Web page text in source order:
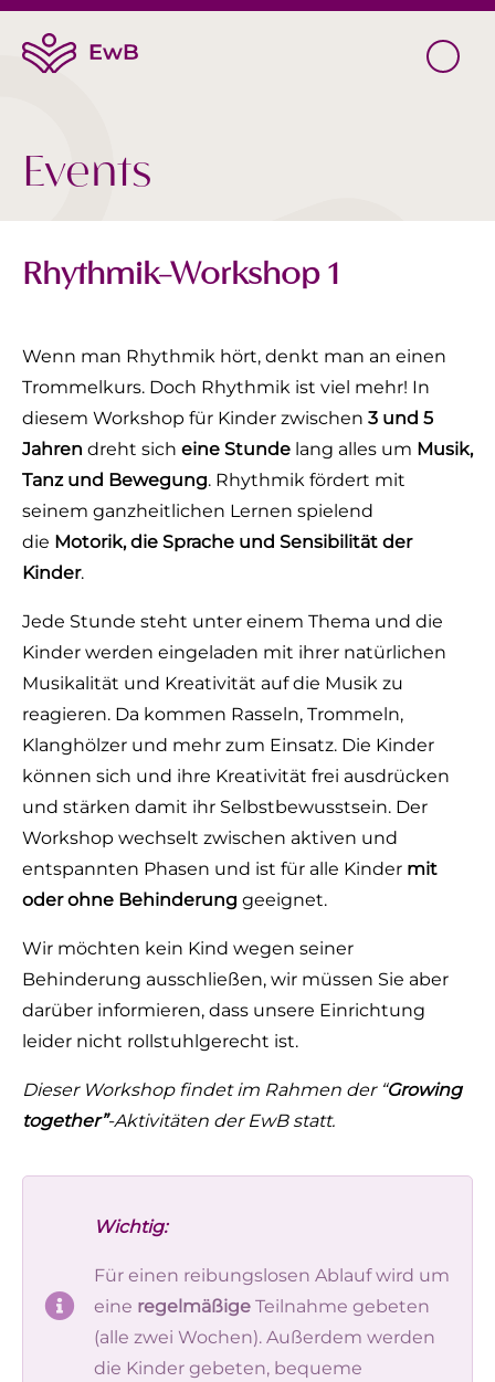
Events
Rhythmik-Workshop 1
Wenn man Rhythmik hört, denkt man an einen
Trommelkurs. Doch Rhythmik ist viel mehr! In
diesem Workshop für Kinder zwischen 3 und 5
Jahren dreht sich eine Stunde lang alles um Musik,
Tanz und Bewegung. Rhythmik fördert mit
seinem ganzheitlichen Lernen spielend
die Motorik, die Sprache und Sensibilität der
Kinder.
Jede Stunde steht unter einem Thema und die
Kinder werden eingeladen mit ihrer natürlichen
Musikalität und Kreativität auf die Musik zu
reagieren. Da kommen Rasseln, Trommeln,
Klanghölzer und mehr zum Einsatz. Die Kinder
können sich und ihre Kreativität frei ausdrücken
und stärken damit ihr Selbstbewusstsein. Der
Workshop wechselt zwischen aktiven und
entspannten Phasen und ist für alle Kinder mit
oder ohne Behinderung geeignet.
Wir möchten kein Kind wegen seiner
Behinderung ausschließen, wir müssen Sie aber
darüber informieren, dass unsere Einrichtung
leider nicht rollstuhlgerecht ist.
Dieser Workshop findet im Rahmen der “Growing
together”-Aktivitäten der EwB statt.
Wichtig:
Für einen reibungslosen Ablauf wird um
eine regelmäßige Teilnahme gebeten
(alle zwei Wochen). Außerdem werden
die Kinder gebeten, bequeme